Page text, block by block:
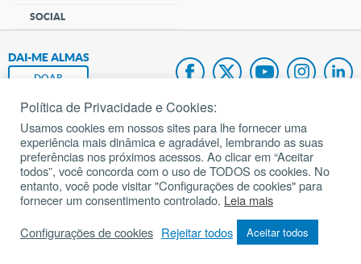
SOCIAL
DAI-ME ALMAS
DOAR
Fundação João Paulo II
Pedido de Oração
Mapa do site
Todos os direitos reservados.
Política de Privacidade e Cookies:
Usamos cookies em nossos sites para lhe fornecer uma
experiência mais dinâmica e agradável, lembrando as suas
preferências nos próximos acessos. Ao clicar em “Aceitar
todos”, você concorda com o uso de TODOS os cookies. No
entanto, você pode visitar "Configurações de cookies" para
fornecer um consentimento controlado. Leia mais
Configurações de cookies Rejeitar todos Aceitar todos